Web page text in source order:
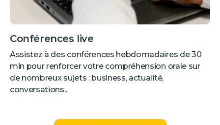
Conférences live
Assistez à des conférences hebdomadaires de 30
min pour renforcer votre compréhension orale sur
de nombreux sujets : business, actualité,
conversations..